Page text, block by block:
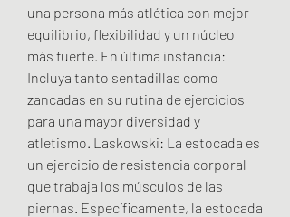
una persona más atlética con mejor
equilibrio, flexibilidad y un núcleo
más fuerte. En última instancia:
Incluya tanto sentadillas como
zancadas en su rutina de ejercicios
para una mayor diversidad y
atletismo. Laskowski: La estocada es
un ejercicio de resistencia corporal
que trabaja los músculos de las
piernas. Específicamente, la estocada